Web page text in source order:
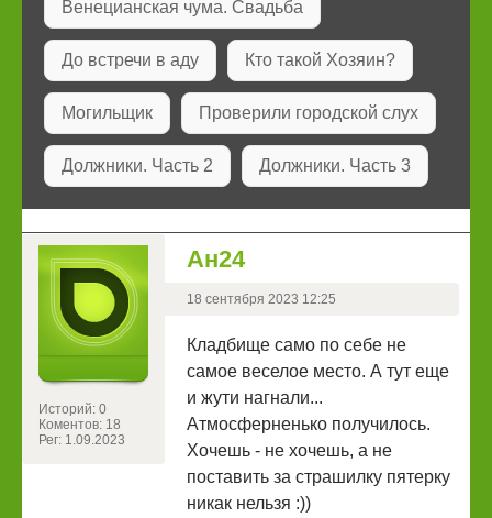
Венецианская чума. Свадьба
До встречи в аду Кто такой Хозяин?
Могильщик Проверили городской слух
Должники. Часть 2 Должники. Часть 3
Историй: 0
Коментов: 18
Рег: 1.09.2023
Ан24
18 сентября 2023 12:25
Кладбище само по себе не
самое веселое место. А тут еще
и жути нагнали...
Атмосферненько получилось.
Хочешь - не хочешь, а не
поставить за страшилку пятерку
никак нельзя :))